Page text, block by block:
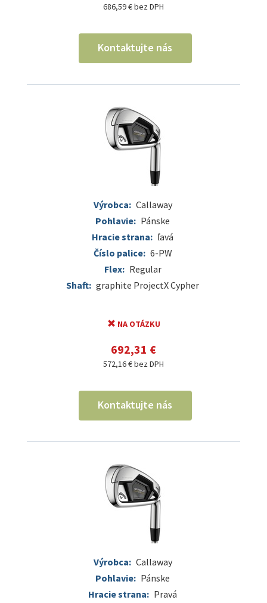
686,59 € bez DPH
Kontaktujte nás
Výrobca: Callaway
Pohlavie: Pánske
Hracie strana: ľavá
Číslo palice: 6-PW
Flex: Regular
Shaft: graphite ProjectX Cypher
NA OTÁZKU
692,31 €
572,16 € bez DPH
Kontaktujte nás
Výrobca: Callaway
Pohlavie: Pánske
Hracie strana: Pravá